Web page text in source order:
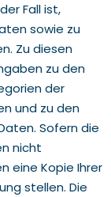
Fall ist,
sowie zu
Zu diesen
zu den
der
und zu den
Sofern die
nicht
eine Kopie Ihrer
stellen. Die